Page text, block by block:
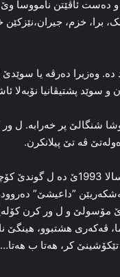
و ده‌ست ئاڤێتن نامووسا
خزم، جیران،نێزکێن
شنگالێ پر خه‌رابه‌. ل
ڤه‌ تێ پیلانکرن.
چالاکڤانا مافێن مرۆڤان، که‌چا کوردا
و ئه‌و ل وی گوند مه‌زن بوویه‌. د سالا 2014 ده‌
مۆسولێ و ل ور کرن
ڤه‌که‌ری هشتبوو، هینگێ
کر، هه‌تا ب